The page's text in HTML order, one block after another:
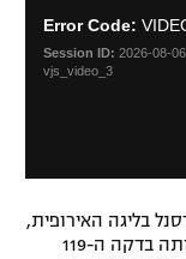
Error Code:
Session ID: 2026-08-
vjs_video_3
בליגה האירופית,
כאשר בשלב 32 האחרונות הצליחה להדיח אותה בדקה ה-119